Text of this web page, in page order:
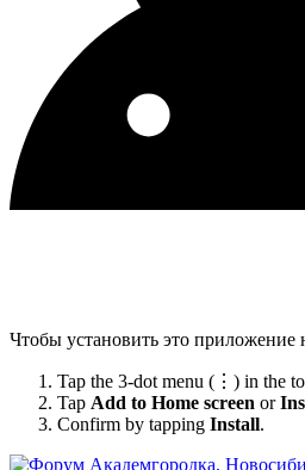
Чтобы установить это приложение
Tap the 3-dot menu (⋮) in the
Tap Add to Home screen or
Confirm by tapping Install.